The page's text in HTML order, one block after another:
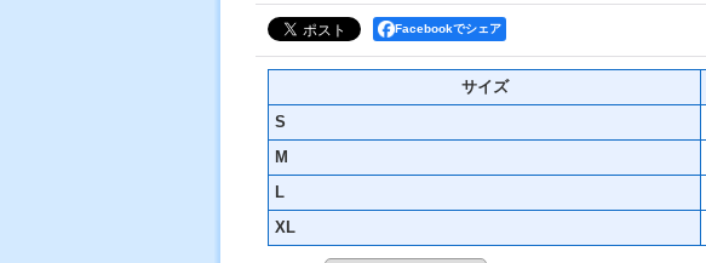
Facebookでシェア
サイズ
S
M
L
XL